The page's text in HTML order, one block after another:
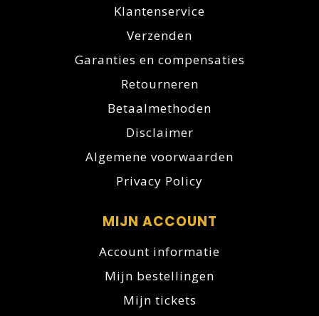
Klantenservice
Verzenden
Garanties en compensaties
Retourneren
Betaalmethoden
Disclaimer
Algemene voorwaarden
Privacy Policy
MIJN ACCOUNT
Account informatie
Mijn bestellingen
Mijn tickets